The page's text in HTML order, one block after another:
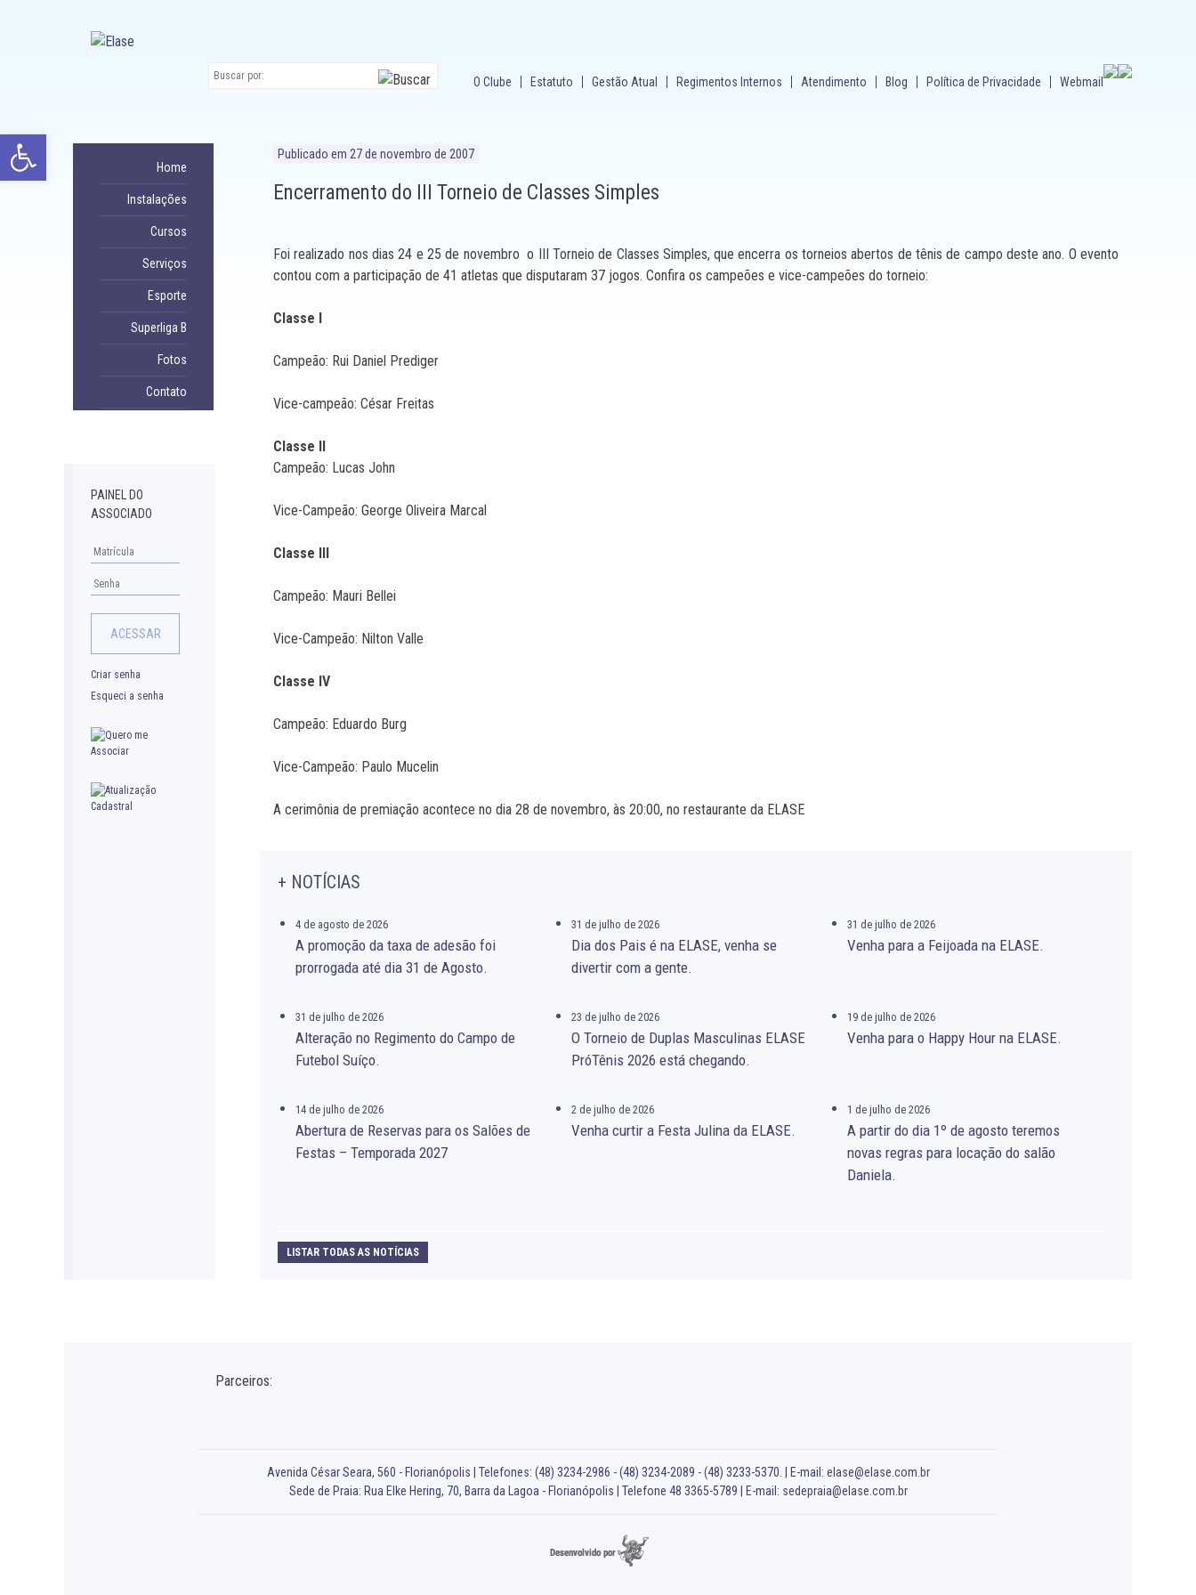
O Clube Estatuto Gestão Atual Regimentos Internos Atendimento Blog Política de Privacidade Webmail
Publicado em 27 de novembro de 2007
Encerramento do III Torneio de Classes Simples
Foi realizado nos dias 24 e 25 de novembro o III Torneio de Classes Simples, que encerra os torneios abertos de tênis de campo deste ano. O evento
contou com a participação de 41 atletas que disputaram 37 jogos. Confira os campeões e vice-campeões do torneio:
Classe I
Campeão: Rui Daniel Prediger
Vice-campeão: César Freitas
Classe II
Campeão: Lucas John
Vice-Campeão: George Oliveira Marcal
Classe III
Campeão: Mauri Bellei
Vice-Campeão: Nilton Valle
Classe IV
Campeão: Eduardo Burg
Vice-Campeão: Paulo Mucelin
A cerimônia de premiação acontece no dia 28 de novembro, às 20:00, no restaurante da ELASE
+ NOTÍCIAS
4 de agosto de 2026
A promoção da taxa de adesão foi
prorrogada até dia 31 de Agosto.
31 de julho de 2026
Dia dos Pais é na ELASE, venha se
divertir com a gente.
31 de julho de 2026
Venha para a Feijoada na ELASE.
31 de julho de 2026
Alteração no Regimento do Campo de
Futebol Suíço.
23 de julho de 2026
O Torneio de Duplas Masculinas ELASE
PróTênis 2026 está chegando.
19 de julho de 2026
Venha para o Happy Hour na ELASE.
14 de julho de 2026
Abertura de Reservas para os Salões de
Festas – Temporada 2027
2 de julho de 2026
Venha curtir a Festa Julina da ELASE.
1 de julho de 2026
A partir do dia 1º de agosto teremos
novas regras para locação do salão
Daniela.
LISTAR TODAS AS NOTÍCIAS
Home
Instalações
Cursos
Serviços
Esporte
Superliga B
Fotos
Contato
PAINEL DO
ASSOCIADO
Criar senha
Esqueci a senha
Parceiros:
Avenida César Seara, 560 - Florianópolis | Telefones: (48) 3234-2986 - (48) 3234-2089 - (48) 3233-5370. | E-mail: elase@elase.com.br
Sede de Praia: Rua Elke Hering, 70, Barra da Lagoa - Florianópolis | Telefone 48 3365-5789 | E-mail: sedepraia@elase.com.br
Abrir a barra de ferramentas